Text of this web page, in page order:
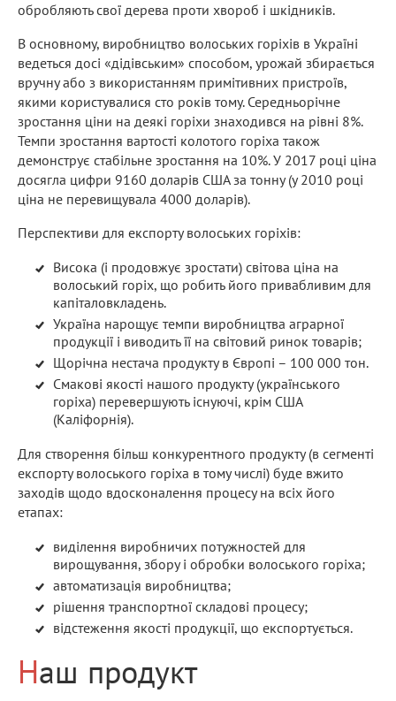
обробляють свої дерева проти хвороб і шкідників.
В основному, виробництво волоських горіхів в Україні
ведеться досі «дідівським» способом, урожай збирається
вручну або з використанням примітивних пристроїв,
якими користувалися сто років тому. Середньорічне
зростання ціни на деякі горіхи знаходився на рівні 8%.
Темпи зростання вартості колотого горіха також
демонструє стабільне зростання на 10%. У 2017 році ціна
досягла цифри 9160 доларів США за тонну (у 2010 році
ціна не перевищувала 4000 доларів).
Перспективи для експорту волоських горіхів:
Висока (і продовжує зростати) світова ціна на
волоський горіх, що робить його привабливим для
капіталовкладень.
Україна нарощує темпи виробництва аграрної
продукції і виводить її на світовий ринок товарів;
Щорічна нестача продукту в Європі – 100 000 тон.
Смакові якості нашого продукту (українського
горіха) перевершують існуючі, крім США
(Каліфорнія).
Для створення більш конкурентного продукту (в сегменті
експорту волоського горіха в тому числі) буде вжито
заходів щодо вдосконалення процесу на всіх його
етапах:
виділення виробничих потужностей для
вирощування, збору і обробки волоського горіха;
автоматизація виробництва;
рішення транспортної складові процесу;
відстеження якості продукції, що експортується.
Наш продукт